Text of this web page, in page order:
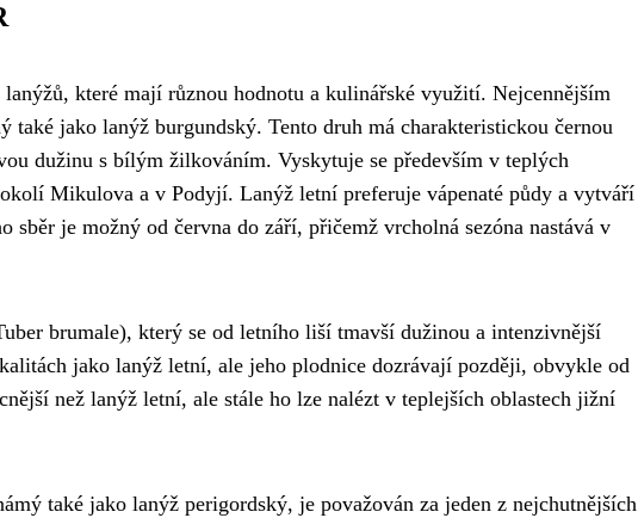
které mají různou hodnotu a kulinářské využití. Nejcennějším
také jako lanýž burgundský. Tento druh má charakteristickou černou
dužinu s bílým žilkováním. Vyskytuje se především v teplých
Mikulova a v Podyjí. Lanýž letní preferuje vápenaté půdy a vytváří
je možný od června do září, přičemž vrcholná sezóna nastává v
brumale), který se od letního liší tmavší dužinou a intenzivnější
jako lanýž letní, ale jeho plodnice dozrávají později, obvykle od
než lanýž letní, ale stále ho lze nalézt v teplejších oblastech jižní
také jako lanýž perigordský, je považován za jeden z nejchutnějších